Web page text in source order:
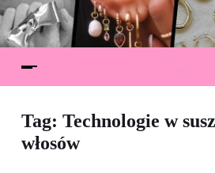
Tag: Technologie w
włosów